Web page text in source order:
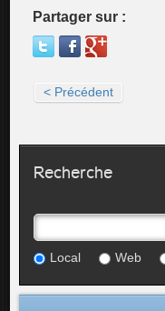
Partager sur :
< Précédent
Recherche
Local Web